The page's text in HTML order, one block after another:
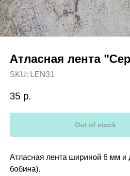
Атласная лента
SKU: LEN31
35 р.
Out of stock
Атласная лента шириной 6 мм и
бобина).